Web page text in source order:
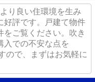
り良い住環境を生み
好評です。戸建て物件
をご覧ください。吹き
入での不安な点を
ので、まずはお気軽に